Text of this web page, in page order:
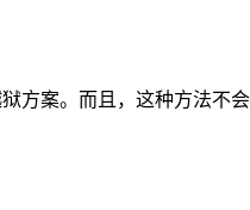
方案。而且，这种方法